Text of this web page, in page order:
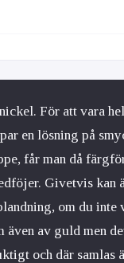
För att vara
en lösning på
får man då
Givetvis kan
om du
även av guld men
och där samlas